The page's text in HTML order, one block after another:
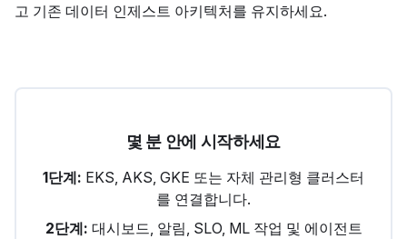
고 기존 데이터 인제스트 아키텍처를 유지하세요.
몇 분 안에 시작하세요
1단계: EKS, AKS, GKE 또는 자체 관리형 클러스터
를 연결합니다.
2단계: 대시보드, 알림, SLO, ML 작업 및 에이전트